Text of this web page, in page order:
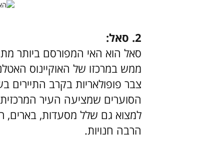
2. סאל:
סאל הוא האי המפורסם ביותר
ממש במרכזו של האוקיינוס
צבר פופולאריות בקרב התיירים
הסוערים שמציעה העיר
למצוא גם שלל מסעדות, בארים,
הרבה חנויות.